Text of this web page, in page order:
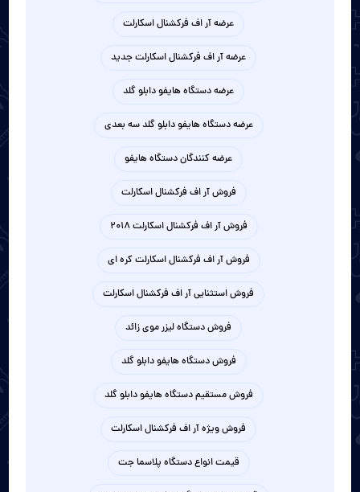
عرضه آر اف فرکشنال اسکارلت
عرضه آر اف فرکشنال اسکارلت جدید
عرضه دستگاه هایفو دابلو گلد
عرضه دستگاه هایفو دابلو گلد سه بعدی
عرضه کنندگان دستگاه هایفو
فروش آر اف فرکشنال اسکارلت
فروش آر اف فرکشنال اسکارلت 2018
فروش آر اف فرکشنال اسکارلت کره ای
فروش استثنایی آر اف فرکشنال اسکارلت
فروش دستگاه لیزر موی زائد
فروش دستگاه هایفو دابلو گلد
فروش مستقیم دستگاه هایفو دابلو گلد
فروش ویژه آر اف فرکشنال اسکارلت
قیمت انواع دستگاه پلاسما جت